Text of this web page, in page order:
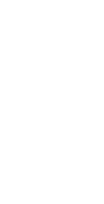
Trayendo
tanto de
cómo deben
por el camino